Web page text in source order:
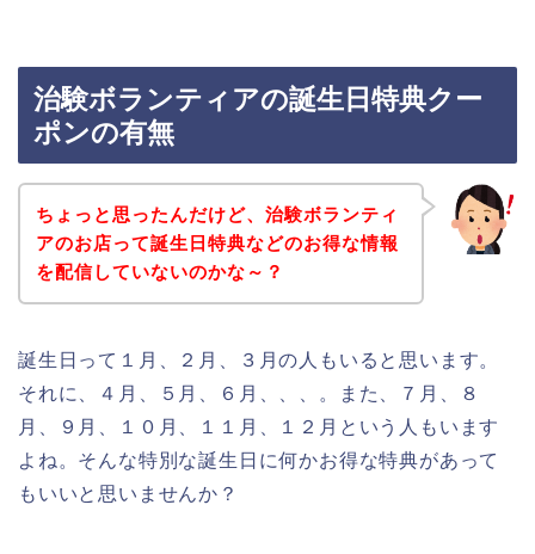
治験ボランティアの誕生日特典クー
ポンの有無
ちょっと思ったんだけど、治験ボランティ
アのお店って誕生日特典などのお得な情報
を配信していないのかな～？
誕生日って１月、２月、３月の人もいると思います。
それに、４月、５月、６月、、、。また、７月、８
月、９月、１０月、１１月、１２月という人もいます
よね。そんな特別な誕生日に何かお得な特典があって
もいいと思いませんか？